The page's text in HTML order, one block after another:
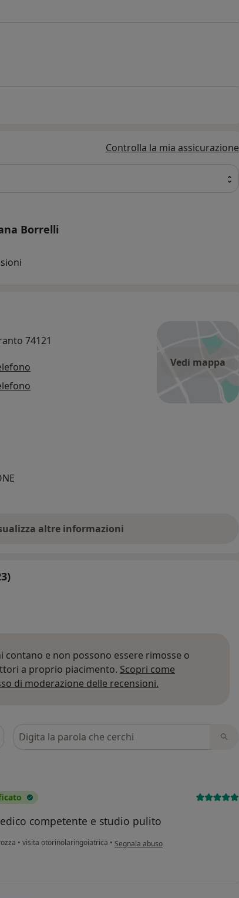
Controlla la mia assicurazione
Borrelli
Vedi mappa
74121
altre informazioni
contano e non possono essere rimosse o
a proprio piacimento. Scopri come
di moderazione delle recensioni.
Cerca nelle recensioni
competente e studio pulito
• visita otorinolaringoiatrica • secondo l'opinione dell'utente P.S.
Segnala abuso